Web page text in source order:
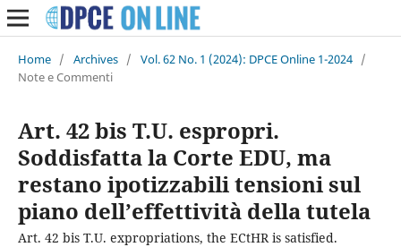
Home / Archives / Vol. 62 No. 1 (2024): DPCE Online 1-2024 /
Note e Commenti
Art. 42 bis T.U. espropri.
Soddisfatta la Corte EDU, ma
restano ipotizzabili tensioni sul
piano dell’effettività della tutela
Art. 42 bis T.U. expropriations, the ECtHR is satisfied.